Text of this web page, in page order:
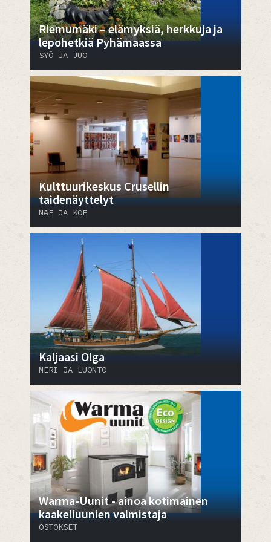
Riemumäki – elämyksiä, herkkuja ja
lepohetkiä Pyhämaassa
SYÖ JA JUO
Kulttuurikeskus Crusellin
taidenäyttelyt
NÄE JA KOE
Kaljaasi Olga
MERI JA LUONTO
Warma-Uunit - ainoa kotimainen
kaakeliuunien valmistaja
OSTOKSET